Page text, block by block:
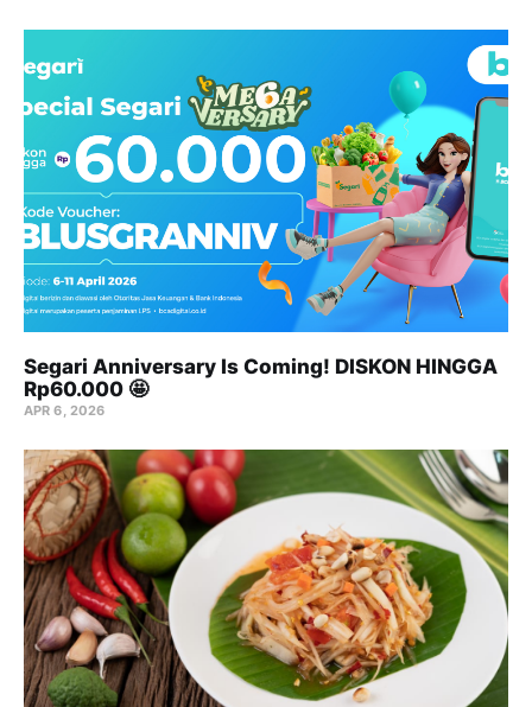
Segari Anniversary Is Coming! DISKON HINGGA
Rp60.000 🤩
APR 6, 2026